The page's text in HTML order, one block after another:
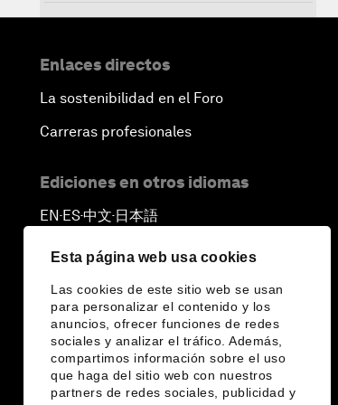
Esta página web usa cookies
Las cookies de este sitio web se usan
para personalizar el contenido y los
anuncios, ofrecer funciones de redes
sociales y analizar el tráfico. Además,
compartimos información sobre el uso
que haga del sitio web con nuestros
partners de redes sociales, publicidad y
Hoping for Prosperity: Reflections
The State of Artificial Intelligence
Making Music across Borders with
Yo-Yo Ma
An Insight, An Idea with Yao Chen
Next Steps for Iran and the World
Enlaces directos
La sostenibilidad en el Foro
Carreras profesionales
Ediciones en otros idiomas
EN ▪ES▪中文▪ 日本語